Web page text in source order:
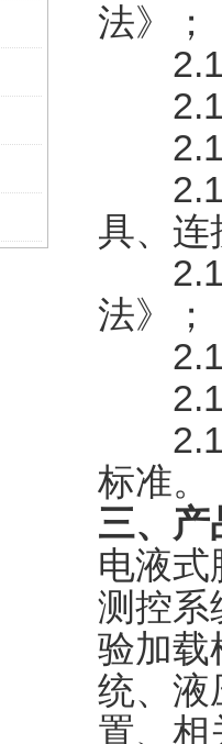
法》；
2.12
2.13
2.14
2.15
具、
2.16
法》；
2.17
2.18
2.19
标准。
三、产
电液式
测控系
验加载
统、液
置、相